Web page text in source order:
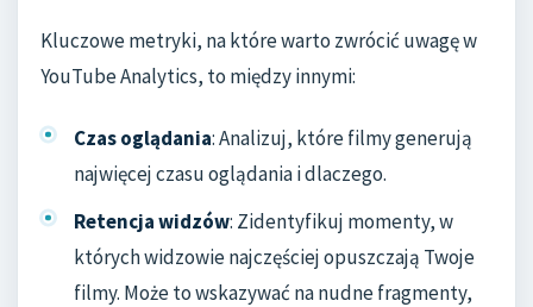
Kluczowe metryki, na które warto zwrócić uwagę w
YouTube Analytics, to między innymi:
Czas oglądania: Analizuj, które filmy generują
najwięcej czasu oglądania i dlaczego.
Retencja widzów: Zidentyfikuj momenty, w
których widzowie najczęściej opuszczają Twoje
filmy. Może to wskazywać na nudne fragmenty,